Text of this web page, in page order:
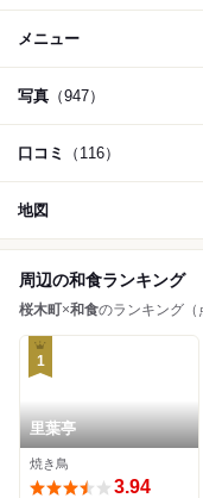
メニュー
写真 （947）
口コミ （116）
地図
周辺の和食ランキング
桜木町×和食のランキング（
1
里葉亭
焼き鳥
3.94